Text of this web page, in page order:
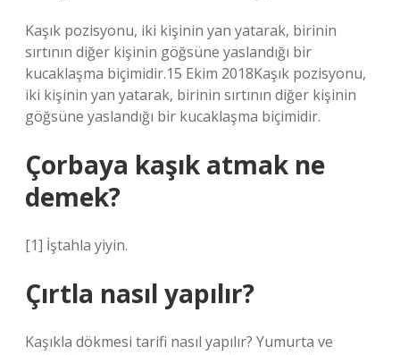
Kaşık pozisyonu, iki kişinin yan yatarak, birinin
sırtının diğer kişinin göğsüne yaslandığı bir
kucaklaşma biçimidir.15 Ekim 2018Kaşık pozisyonu,
iki kişinin yan yatarak, birinin sırtının diğer kişinin
göğsüne yaslandığı bir kucaklaşma biçimidir.
Çorbaya kaşık atmak ne
demek?
[1] İştahla yiyin.
Çırtla nasıl yapılır?
Kaşıkla dökmesi tarifi nasıl yapılır? Yumurta ve